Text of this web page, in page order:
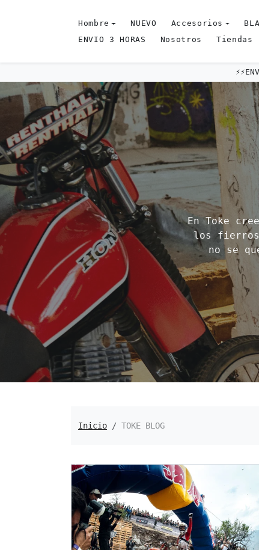
Hombre NUEVO Accesorios
ENVIO 3 HORAS
Nosotros Tiendas
⚡️⚡️ENVÍO EXPRESS EL MISMO
En Toke
los
no se
TOKE BLOG
Inicio TOKE BLOG